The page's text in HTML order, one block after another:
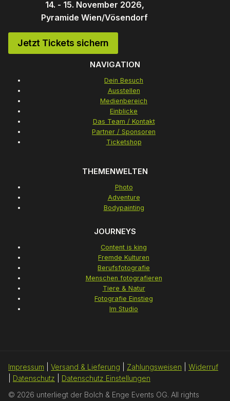
14. - 15. November 2026,
Pyramide Wien/Vösendorf
Jetzt Tickets sichern
NAVIGATION
Dein Besuch
Ausstellen
Medienbereich
Einblicke
Das Team / Kontakt
Partner / Sponsoren
Ticketshop
THEMENWELTEN
Photo
Adventure
Bodypainting
JOURNEYS
Content is king
Fremde Kulturen
Berufsfotografie
Menschen fotografieren
Tiere & Natur
Fotografie Einstieg
Im Studio
Impressum Versand & Lieferung Zahlungsweisen
Widerruf
Datenschutz
Datenschutz Einstellungen
© 2026 unterliegt der Bolch & Enge Events OG. All rights